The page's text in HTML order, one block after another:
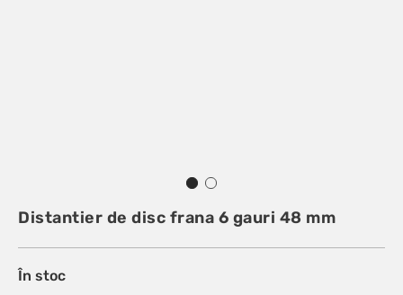
Distantier de disc frana 6 gauri 48 mm
În stoc